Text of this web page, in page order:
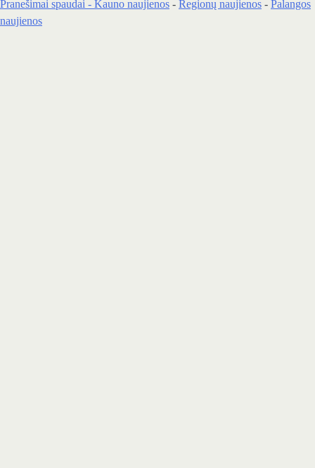
Pranešimai spaudai - Kauno naujienos - Regionų naujienos - Palangos
naujienos